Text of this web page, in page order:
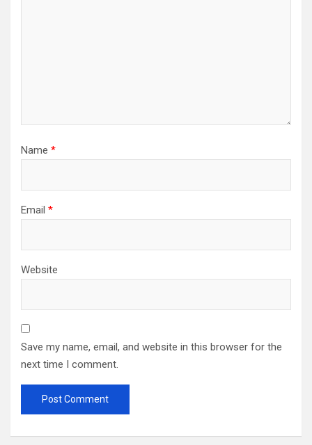
Name *
Email *
Website
Save my name, email, and website in this browser for the
next time I comment.